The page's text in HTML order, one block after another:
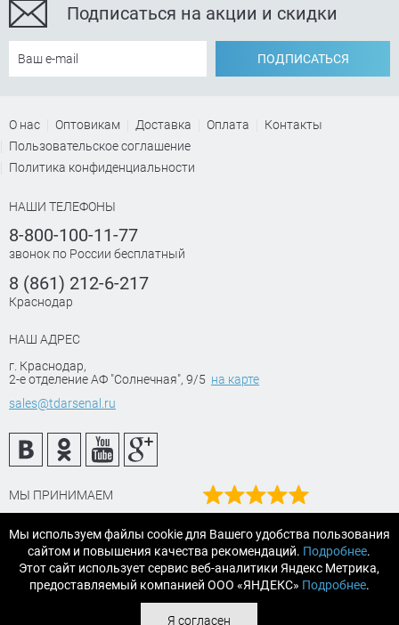
Подписаться на акции и скидки
ПОДПИСАТЬСЯ
О нас Оптовикам Доставка Оплата
Контакты
Пользовательское соглашение
Политика конфиденциальности
НАШИ ТЕЛЕФОНЫ
8-800-100-11-77
звонок по России бесплатный
8 (861) 212-6-217
Краснодар
НАШ АДРЕС
г. Краснодар,
2-е отделение АФ "Солнечная", 9/5 на карте
sales@tdarsenal.ru
МЫ ПРИНИМАЕМ
на Яндекс маркет
Читайте отзывы
© 2007-2026 «АРСЕНАЛТРЕЙДИНГ Краснодар» строительные и
Мы используем файлы cookie для Вашего удобства пользования
сайтом и повышения качества рекомендаций. Подробнее.
Этот сайт использует сервис веб-аналитики Яндекс Метрика,
предоставляемый компанией ООО «ЯНДЕКС» Подробнее.
Я согласен